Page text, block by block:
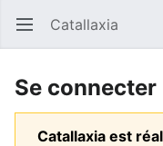
Ouvrir le menu principal Catallaxia
Se connecter
Catallaxia est